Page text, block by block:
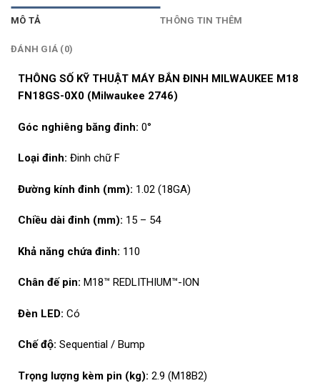
MÔ TẢ THÔNG TIN THÊM
ĐÁNH GIÁ (0)
THÔNG SỐ KỸ THUẬT MÁY BẮN ĐINH MILWAUKEE M18
FN18GS-0X0 (Milwaukee 2746)
Góc nghiêng băng đinh: 0°
Loại đinh: Đinh chữ F
Đường kính đinh (mm): 1.02 (18GA)
Chiều dài đinh (mm): 15 – 54
Khả năng chứa đinh: 110
Chân đế pin: M18™ REDLITHIUM™-ION
Đèn LED: Có
Chế độ: Sequential / Bump
Trọng lượng kèm pin (kg): 2.9 (M18B2)